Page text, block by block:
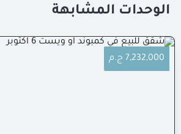
الوحدات المشابهة
7,232,000 ج.م